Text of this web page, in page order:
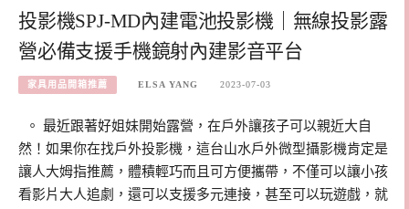
投影機SPJ-MD內建電池投影機｜無線投影露
營必備支援手機鏡射內建影音平台
家具用品開箱推薦 ELSA YANG 2023-07-03
。 最近跟著好姐妹開始露營，在戶外讓孩子可以親近大自
然！如果你在找戶外投影機，這台山水戶外微型攝影機肯定是
讓人大姆指推薦，體積輕巧而且可方便攜帶，不僅可以讓小孩
看影片大人追劇，還可以支援多元連接，甚至可以玩遊戲，就